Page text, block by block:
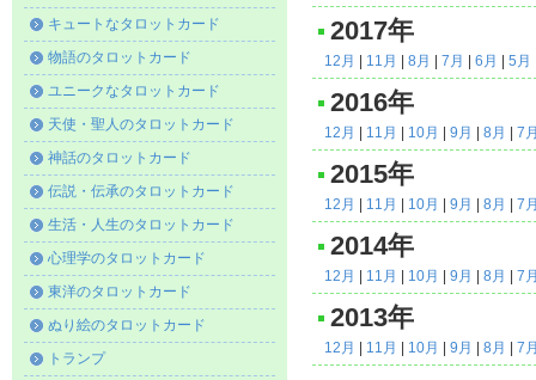
キュートなタロットカード
物語のタロットカード
ユニークなタロットカード
天使・聖人のタロットカード
神話のタロットカード
伝説・伝承のタロットカード
生活・人生のタロットカード
心理学のタロットカード
東洋のタロットカード
ぬり絵のタロットカード
トランプ
2017年
12月 11月 8月 7月 6月 5月
2016年
12月 11月 10月 9月 8月 7
2015年
12月 11月 10月 9月 8月 7
2014年
12月 11月 10月 9月 8月 7
2013年
12月 11月 10月 9月 8月 7